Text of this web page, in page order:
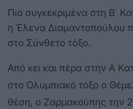
Πιο συγκεκριμένα στη Β΄
η Έλενα Διαμαντοπούλου
στο Σύνθετο τόξο.
Από κει και πέρα στην Α
στο Ολυμπιακό τόξο ο
θέση, ο Ζαρμακούπης την